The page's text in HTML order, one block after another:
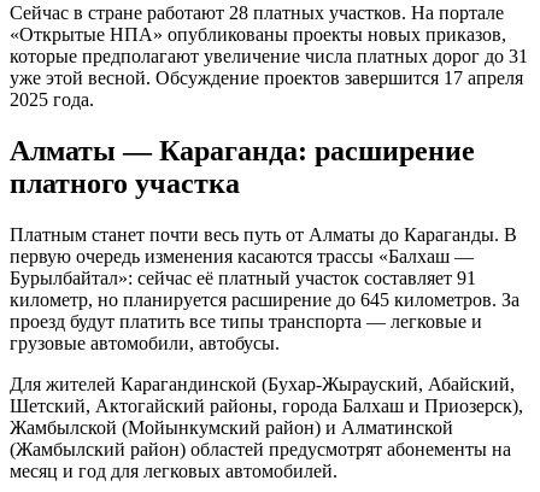
Сейчас в стране работают 28 платных участков. На портале
«Открытые НПА» опубликованы проекты новых приказов,
которые предполагают увеличение числа платных дорог до 31
уже этой весной. Обсуждение проектов завершится 17 апреля
2025 года.
Алматы — Караганда: расширение
платного участка
Платным станет почти весь путь от Алматы до Караганды. В
первую очередь изменения касаются трассы «Балхаш —
Бурылбайтал»: сейчас её платный участок составляет 91
километр, но планируется расширение до 645 километров. За
проезд будут платить все типы транспорта — легковые и
грузовые автомобили, автобусы.
Для жителей Карагандинской (Бухар-Жырауский, Абайский,
Шетский, Актогайский районы, города Балхаш и Приозерск),
Жамбылской (Мойынкумский район) и Алматинской
(Жамбылский район) областей предусмотрят абонементы на
месяц и год для легковых автомобилей.